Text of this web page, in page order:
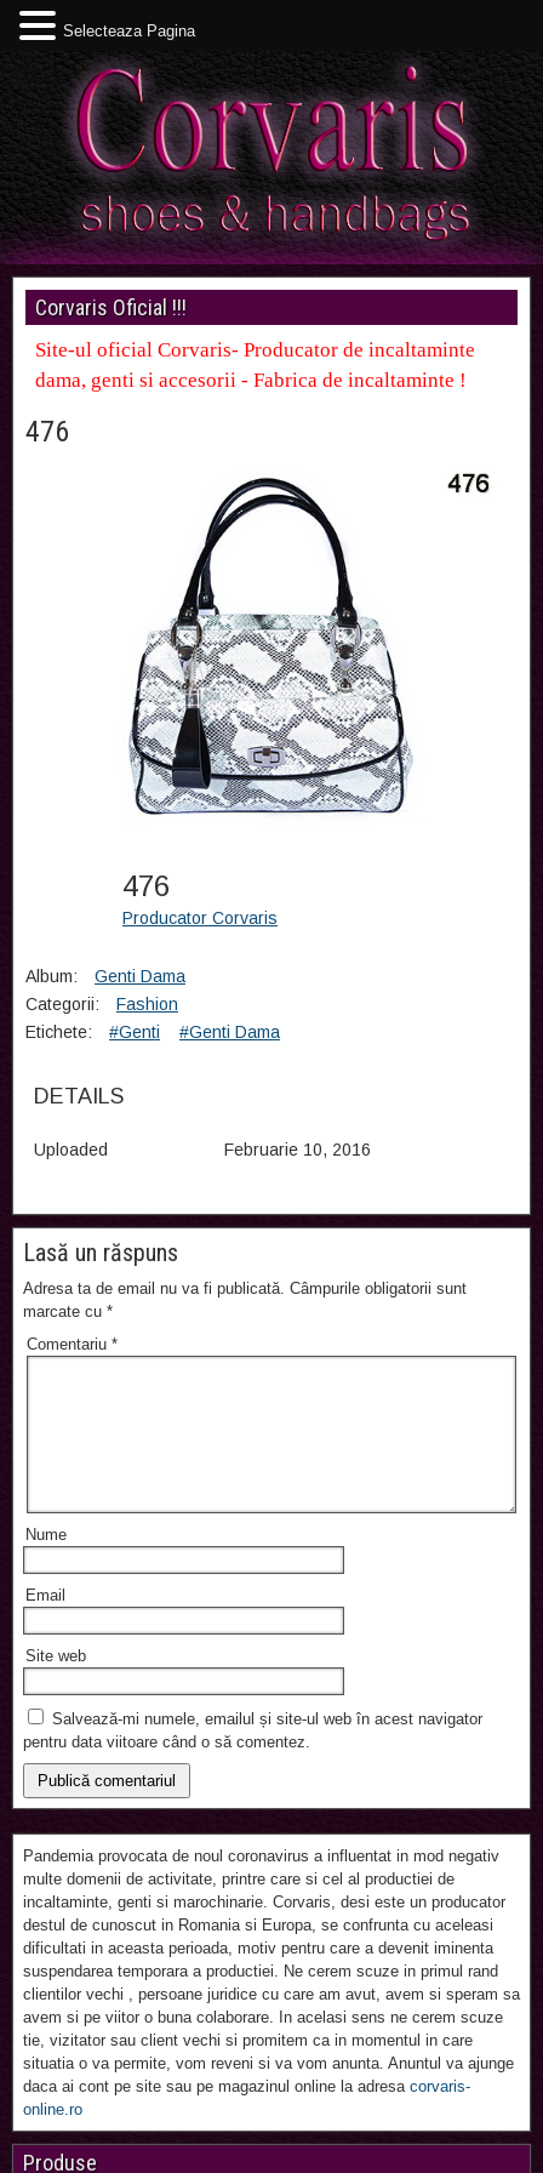
Corvaris Oficial !!!
Site-ul oficial Corvaris- Producator de incaltaminte
dama, genti si accesorii - Fabrica de incaltaminte !
476
476
Producator Corvaris
Album:
Genti Dama
Categorii:
Fashion
Etichete:
#Genti #Genti Dama
DETAILS
Uploaded Februarie 10, 2016
Lasă un răspuns
Adresa ta de email nu va fi publicată. Câmpurile obligatorii sunt
marcate cu *
Comentariu *
Nume
Email
Site web
Salvează-mi numele, emailul și site-ul web în acest navigator
pentru data viitoare când o să comentez.
Pandemia provocata de noul coronavirus a influentat in mod negativ
multe domenii de activitate, printre care si cel al productiei de
incaltaminte, genti si marochinarie. Corvaris, desi este un producator
destul de cunoscut in Romania si Europa, se confrunta cu aceleasi
dificultati in aceasta perioada, motiv pentru care a devenit iminenta
suspendarea temporara a productiei. Ne cerem scuze in primul rand
clientilor vechi , persoane juridice cu care am avut, avem si speram sa
avem si pe viitor o buna colaborare. In acelasi sens ne cerem scuze
tie, vizitator sau client vechi si promitem ca in momentul in care
situatia o va permite, vom reveni si va vom anunta. Anuntul va ajunge
daca ai cont pe site sau pe magazinul online la adresa corvaris-
online.ro
Produse
Selecteaza Pagina